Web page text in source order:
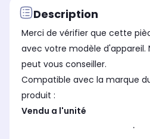
Description
Merci de vérifier que cette
avec votre modèle d'appareil.
peut vous conseiller.
Compatible avec la marque du
produit :
Vendu a l'unité
.